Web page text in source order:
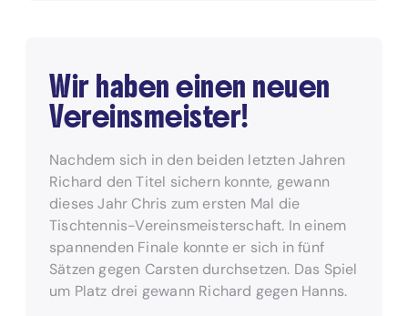
Wir haben einen neuen
Vereinsmeister!
Nachdem sich in den beiden letzten Jahren
Richard den Titel sichern konnte, gewann
dieses Jahr Chris zum ersten Mal die
Tischtennis-Vereinsmeisterschaft. In einem
spannenden Finale konnte er sich in fünf
Sätzen gegen Carsten durchsetzen. Das Spiel
um Platz drei gewann Richard gegen Hanns.